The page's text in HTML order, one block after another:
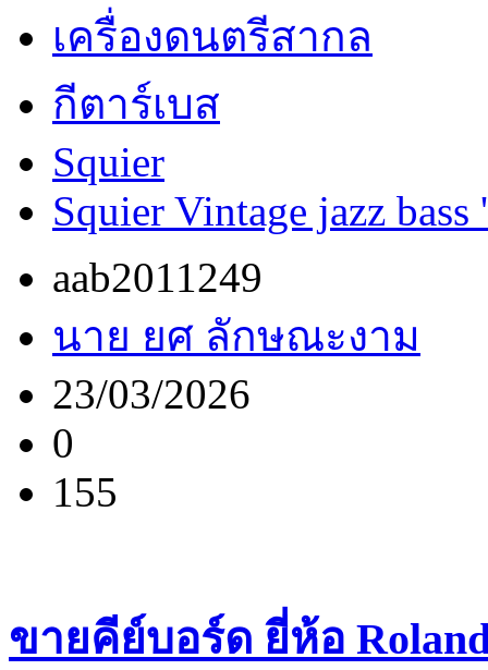
เครื่องดนตรีสากล
กีตาร์เบส
Squier
Squier Vintage jazz
aab2011249
นาย ยศ ลักษณะงาม
23/03/2026
0
155
ขายคีย์บอร์ด ยี่ห้อ